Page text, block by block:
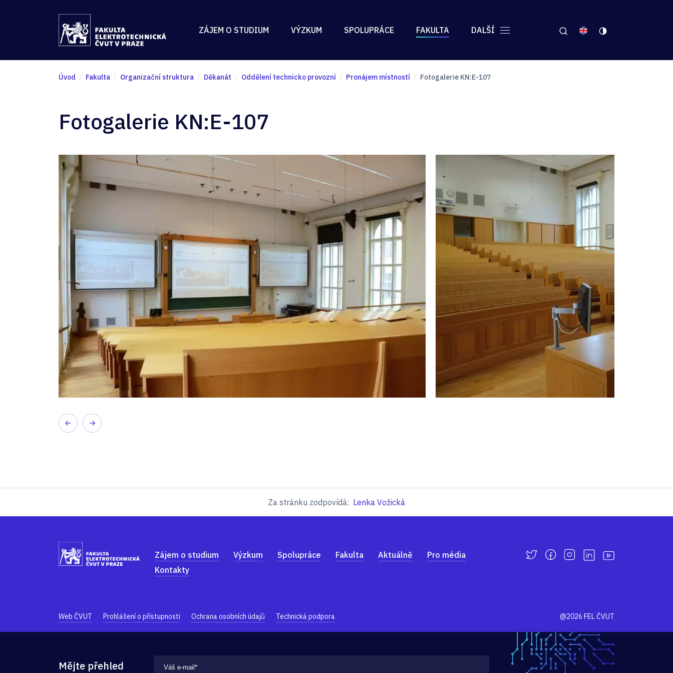
ZÁJEM O STUDIUM VÝZKUM SPOLUPRÁCE FAKULTA DALŠÍ
Úvod Fakulta Organizační struktura Děkanát Oddělení technicko provozní Pronájem místností Fotogalerie KN:E-107
Fotogalerie KN:E-107
Za stránku zodpovídá: Lenka Vožická
Zájem o studium Výzkum Spolupráce Fakulta Aktuálně
Pro média
Kontakty
Web ČVUT Prohlášení o přístupnosti Ochrana osobních údajů Technická podpora @2026 FEL ČVUT
Mějte přehled